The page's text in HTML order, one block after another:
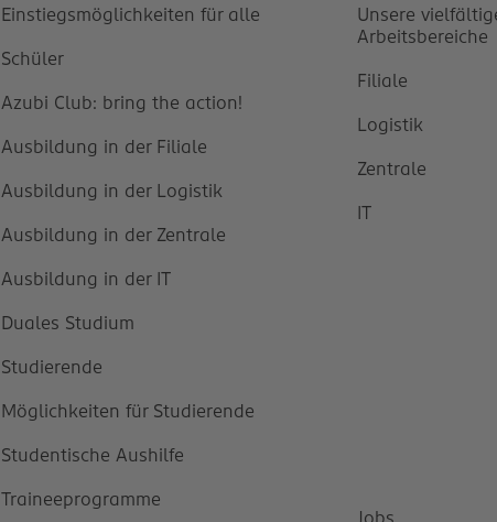
Einstiegsmöglichkeiten für alle
Schüler
Azubi Club: bring the action!
Ausbildung in der Filiale
Ausbildung in der Logistik
Ausbildung in der Zentrale
Ausbildung in der IT
Duales Studium
Studierende
Möglichkeiten für Studierende
Studentische Aushilfe
Traineeprogramme
Unsere
Arbeitsbereiche
Filiale
Logistik
Zentrale
IT